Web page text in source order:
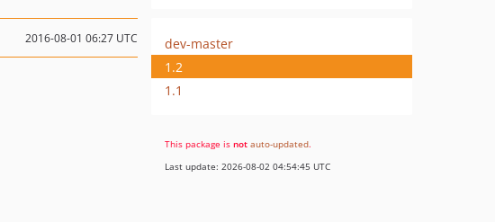
2016-08-01 06:27 UTC
dev-master
1.2
1.1
This package is not auto-updated.
Last update: 2026-08-02 04:54:45 UTC